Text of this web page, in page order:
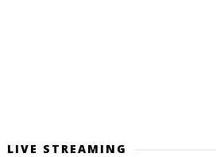
LIVE STREAMING